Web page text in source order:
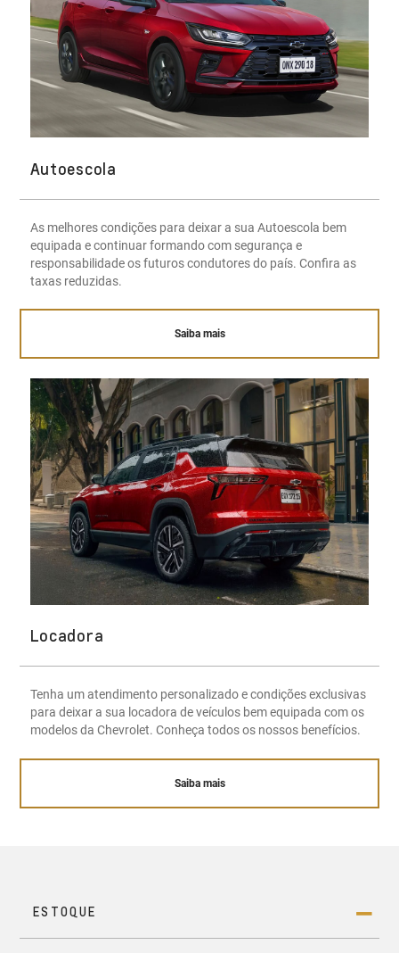
Autoescola
As melhores condições para deixar a sua Autoescola bem
equipada e continuar formando com segurança e
responsabilidade os futuros condutores do país. Confira as
taxas reduzidas.
Saiba mais
Locadora
Tenha um atendimento personalizado e condições exclusivas
para deixar a sua locadora de veículos bem equipada com os
modelos da Chevrolet. Conheça todos os nossos benefícios.
Saiba mais